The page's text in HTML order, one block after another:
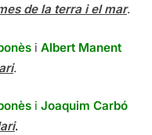
de la terra i el mar.
i Albert Manent
.
i Joaquim Carbó
.